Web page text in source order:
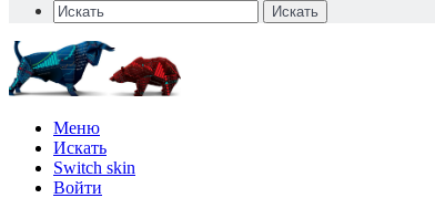
Искать
Меню
Искать
Switch skin
Войти